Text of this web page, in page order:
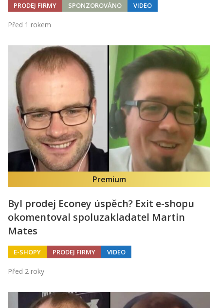
PRODEJ FIRMY SPONZOROVÁNO VIDEO
Před 1 rokem
Premium
Byl prodej Econey úspěch? Exit e-shopu
okomentoval spoluzakladatel Martin
Mates
E-SHOPY PRODEJ FIRMY VIDEO
Před 2 roky